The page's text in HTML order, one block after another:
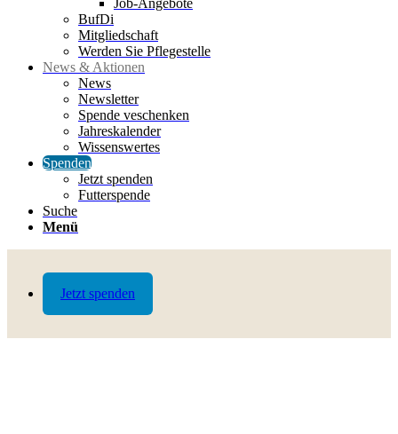
Jetzt spenden
Job-Angebote
BufDi
Mitgliedschaft
Werden Sie Pflegestelle
News & Aktionen
News
Newsletter
Spende veschenken
Jahreskalender
Wissenswertes
Spenden
Jetzt spenden
Futterspende
Suche
Menü